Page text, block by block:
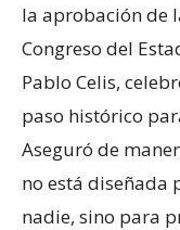
la aprobación de
Congreso del
Pablo Celis,
paso histórico
Aseguró de
no está diseñada
nadie, sino para